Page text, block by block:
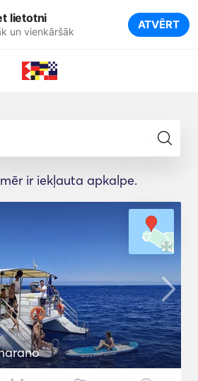
lietotni
un vienkāršāk ATVĒRT
ir iekļauta apkalpe.